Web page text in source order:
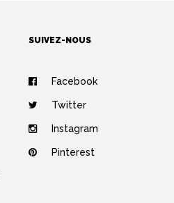
SUIVEZ-NOUS
Facebook
Twitter
Instagram
Pinterest